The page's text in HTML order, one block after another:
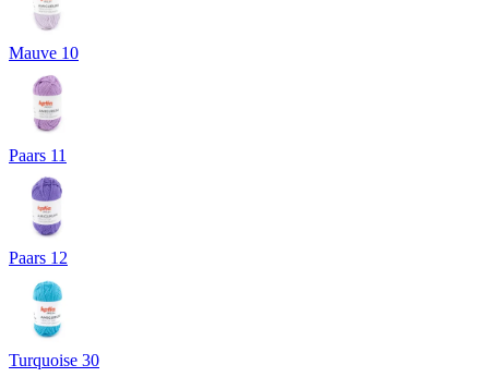
Mauve 10
Paars 11
Paars 12
Turquoise 30